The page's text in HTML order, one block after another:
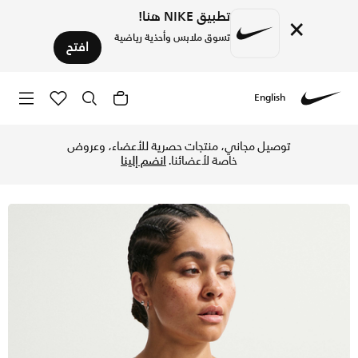
× تطبيق NIKE هنا!
تسوق ملابس وأحذية رياضية افتح
English
توصيل مجاني، منتجات حصرية للأعضاء، وعروض
خاصة لأعضائنا.انضم إلينا